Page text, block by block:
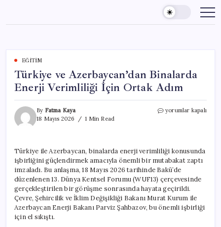
content
EĞITIM
Türkiye ve Azerbaycan’dan Binalarda
Enerji Verimliliği İçin Ortak Adım
By Fatma Kaya
18 Mayıs 2026
1 Min Read
Türkiye
Verimliliği
İçin
Ortak
Adım
için
yorumlar kapalı
Türkiye ile Azerbaycan, binalarda enerji verimliliği konusunda
işbirliğini güçlendirmek amacıyla önemli bir mutabakat zaptı
imzaladı. Bu anlaşma, 18 Mayıs 2026 tarihinde Bakü’de
düzenlenen 13. Dünya Kentsel Forumu (WUF13) çerçevesinde
gerçekleştirilen bir görüşme sonrasında hayata geçirildi.
Çevre, Şehircilik ve İklim Değişikliği Bakanı Murat Kurum ile
Azerbaycan Enerji Bakanı Parviz Şahbazov, bu önemli işbirliği
için el sıkıştı.